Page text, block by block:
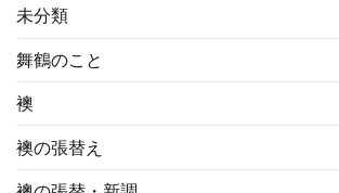
未分類
舞鶴のこと
襖
襖の張替え